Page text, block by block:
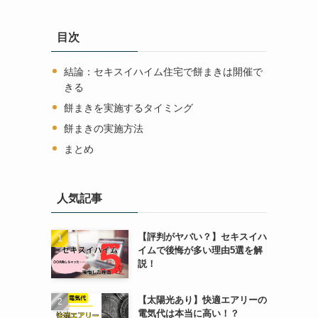
目次
結論：セキスイハイム住宅で餅まきは開催で
きる
餅まきを実施するタイミング
餅まきの実施方法
まとめ
人気記事
【評判がヤバい？】セキスイハ
イムで後悔が多い理由5選を解
説！
【太陽光あり】快適エアリーの
電気代は本当に高い！？